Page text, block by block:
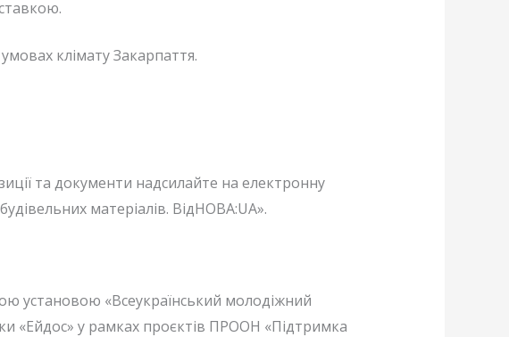
клімату Закарпаття.
та документи надсилайте на електронну
матеріалів. ВідНОВА:UA».
установою «Всеукраїнський молодіжний
«Ейдос» у рамках проєктів ПРООН «Підтримка